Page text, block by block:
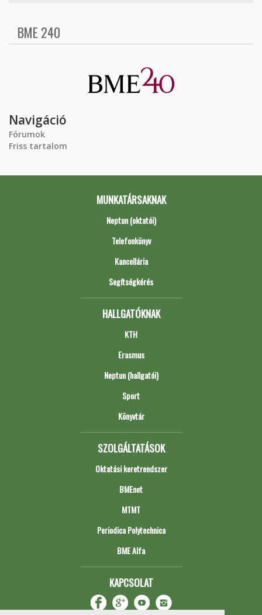
BME 240
Navigáció
Fórumok
Friss tartalom
MUNKATÁRSAKNAK
Neptun (oktatói)
Telefonkönyv
Kancellária
Segítségkérés
HALLGATÓKNAK
KTH
Erasmus
Neptun (hallgatói)
Sport
Könyvtár
SZOLGÁLTATÁSOK
Oktatási keretrendszer
BMEnet
MTMT
Periodica Polytechnica
BME Alfa
KAPCSOLAT